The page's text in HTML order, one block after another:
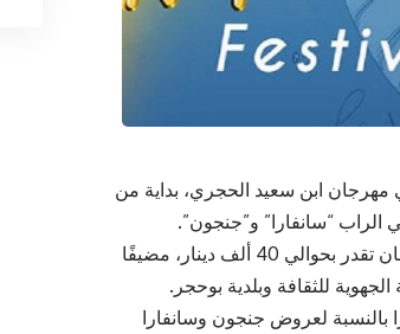
ابن سعيد الحجري، بداية من
وأفاد مدير مهرجان ابن سعيد الحجري ببوحجر، محمد الصياح، أن كلفة المهرجان تقدر بحوالي 40 ألف دينار، مضيفًا
في العروض من 10 دنانير لعرض مسرحية “مبروكة” و15 دينارًا بالنسبة لعروض جنجون وسانفارا